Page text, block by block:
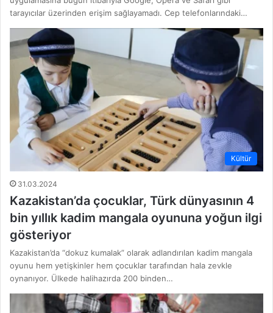
tarayıcılar üzerinden erişim sağlayamadı. Cep telefonlarındaki…
Kültür
31.03.2024
Kazakistan’da çocuklar, Türk dünyasının 4
bin yıllık kadim mangala oyununa yoğun ilgi
gösteriyor
Kazakistan’da “dokuz kumalak” olarak adlandırılan kadim mangala
oyunu hem yetişkinler hem çocuklar tarafından hala zevkle
oynanıyor. Ülkede halihazırda 200 binden…